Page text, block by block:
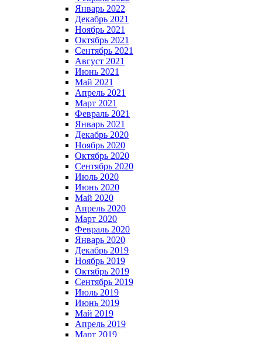
Январь 2022
Декабрь 2021
Ноябрь 2021
Октябрь 2021
Сентябрь 2021
Август 2021
Июнь 2021
Май 2021
Апрель 2021
Март 2021
Февраль 2021
Январь 2021
Декабрь 2020
Ноябрь 2020
Октябрь 2020
Сентябрь 2020
Июль 2020
Июнь 2020
Май 2020
Апрель 2020
Март 2020
Февраль 2020
Январь 2020
Декабрь 2019
Ноябрь 2019
Октябрь 2019
Сентябрь 2019
Июль 2019
Июнь 2019
Май 2019
Апрель 2019
Март 2019